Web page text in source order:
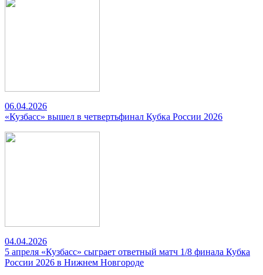
06.04.2026
«Кузбасс» вышел в четвертьфинал Кубка России 2026
04.04.2026
5 апреля «Кузбасс» сыграет ответный матч 1/8 финала Кубка
России 2026 в Нижнем Новгороде